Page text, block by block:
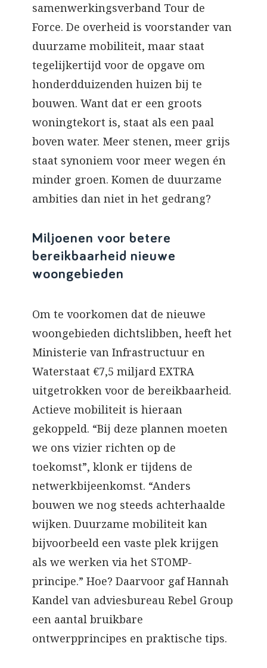
samenwerkingsverband Tour de
Force. De overheid is voorstander van
duurzame mobiliteit, maar staat
tegelijkertijd voor de opgave om
honderdduizenden huizen bij te
bouwen. Want dat er een groots
woningtekort is, staat als een paal
boven water. Meer stenen, meer grijs
staat synoniem voor meer wegen én
minder groen. Komen de duurzame
ambities dan niet in het gedrang?
Miljoenen voor betere
bereikbaarheid nieuwe
woongebieden
Om te voorkomen dat de nieuwe
woongebieden dichtslibben, heeft het
Ministerie van Infrastructuur en
Waterstaat €7,5 miljard EXTRA
uitgetrokken voor de bereikbaarheid.
Actieve mobiliteit is hieraan
gekoppeld. “Bij deze plannen moeten
we ons vizier richten op de
toekomst”, klonk er tijdens de
netwerkbijeenkomst. “Anders
bouwen we nog steeds achterhaalde
wijken. Duurzame mobiliteit kan
bijvoorbeeld een vaste plek krijgen
als we werken via het STOMP-
principe.” Hoe? Daarvoor gaf Hannah
Kandel van adviesbureau Rebel Group
een aantal bruikbare
ontwerpprincipes en praktische tips.